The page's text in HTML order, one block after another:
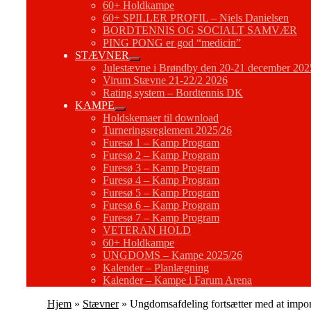
60+ Holdkampe
60+ SPILLER PROFIL – Niels Danielsen
BORDTENNIS OG SOCIALT SAMVÆR
PING PONG er god “medicin”
STÆVNER
Julestævne i Brøndby den 20-21 december
Virum Stævne 21-22/2 2026
Rating system – Bordtennis DK
KAMPE
Holdskemaer til download
Turneringsreglement 2025/26
Furesø 1 – Kamp Program
Furesø 2 – Kamp Program
Furesø 3 – Kamp Program
Furesø 4 – Kamp Program
Furesø 5 – Kamp Program
Furesø 6 – Kamp Program
Furesø 7 – Kamp Program
VETERAN HOLD
60+ Holdkampe
UNGDOMS – Kampe 2025/26
Kalender – Planlægning
Kalender – Kampe i Farum Arena
Hjem » Stævner » Ungdomsafdeling fortsætter med at